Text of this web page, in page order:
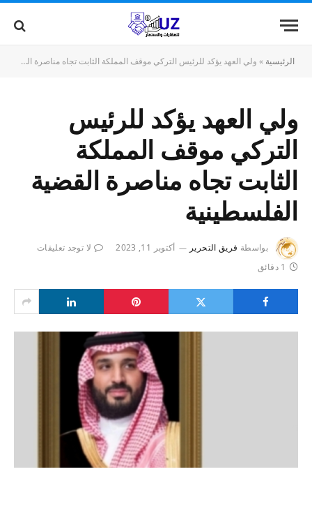
الرئيسية » ولي العهد يؤكد للرئيس التركي موقف المملكة الثابت تجاه مناصرة القضية الفلسطينية
ولي العهد يؤكد للرئيس
التركي موقف المملكة
الثابت تجاه مناصرة القضية
الفلسطينية
بواسطة فريق التحرير أكتوبر 11, 2023
لا توجد تعليقات
1 دقائق